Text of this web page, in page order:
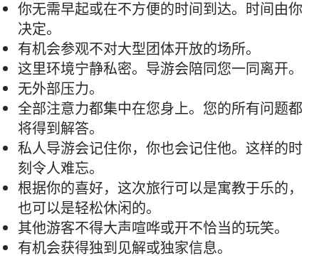
你无需早起或在不方便的时间到达。时间由你
决定。
有机会参观不对大型团体开放的场所。
这里环境宁静私密。导游会陪同您一同离开。
无外部压力。
全部注意力都集中在您身上。您的所有问题都
将得到解答。
私人导游会记住你，你也会记住他。这样的时
刻令人难忘。
根据你的喜好，这次旅行可以是寓教于乐的，
也可以是轻松休闲的。
其他游客不得大声喧哗或开不恰当的玩笑。
有机会获得独到见解或独家信息。